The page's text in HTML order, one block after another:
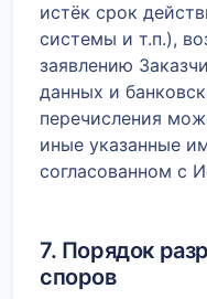
истёк срок
системы и т.п.),
заявлению
данных и
перечисления
иные указанные
согласованном с
7. Порядок
споров